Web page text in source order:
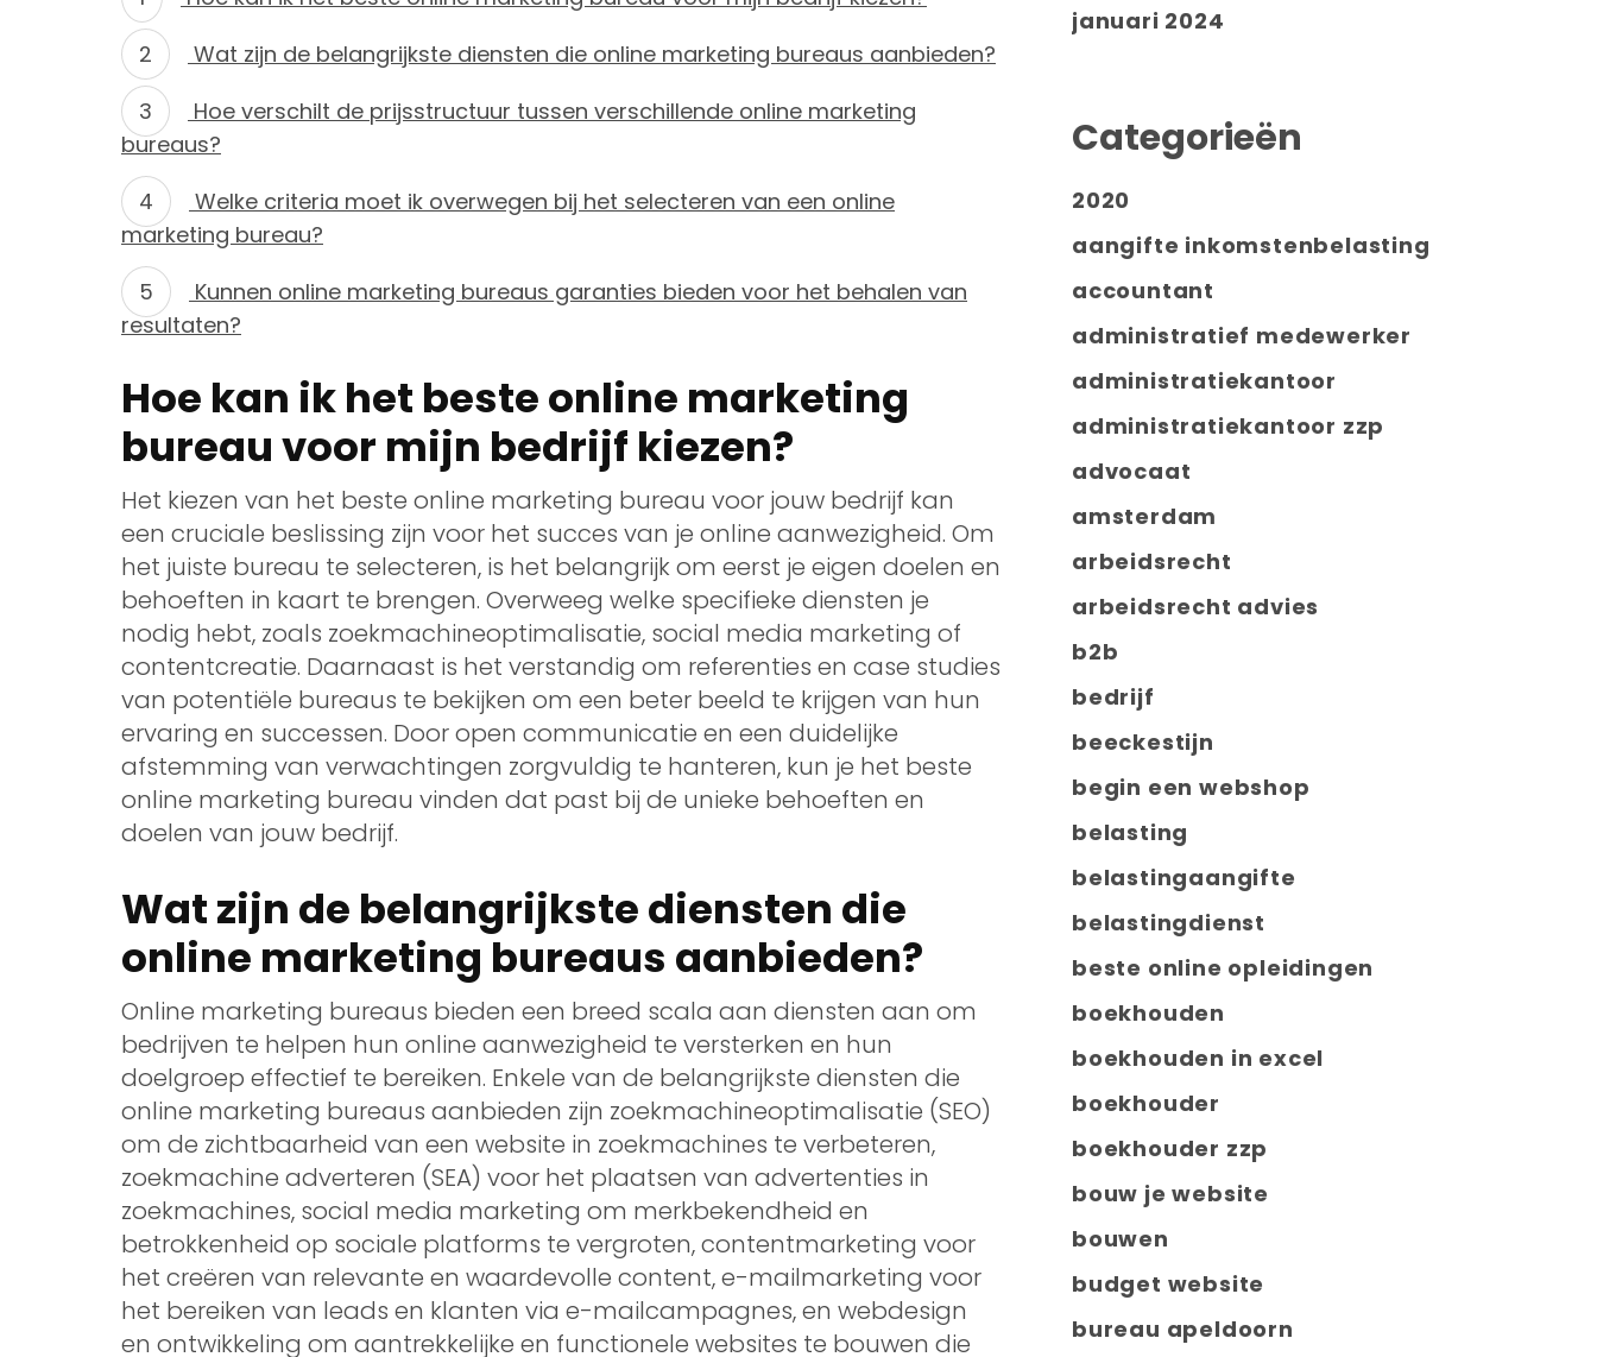
Wat zijn de belangrijkste diensten die online marketing bureaus aanbieden?
Hoe verschilt de prijsstructuur tussen verschillende online marketing
bureaus?
Welke criteria moet ik overwegen bij het selecteren van een online
marketing bureau?
Kunnen online marketing bureaus garanties bieden voor het behalen van
resultaten?
Hoe kan ik het beste online marketing
bureau voor mijn bedrijf kiezen?
Het kiezen van het beste online marketing bureau voor jouw bedrijf kan
een cruciale beslissing zijn voor het succes van je online aanwezigheid. Om
het juiste bureau te selecteren, is het belangrijk om eerst je eigen doelen en
behoeften in kaart te brengen. Overweeg welke specifieke diensten je
nodig hebt, zoals zoekmachineoptimalisatie, social media marketing of
contentcreatie. Daarnaast is het verstandig om referenties en case studies
van potentiële bureaus te bekijken om een beter beeld te krijgen van hun
ervaring en successen. Door open communicatie en een duidelijke
afstemming van verwachtingen zorgvuldig te hanteren, kun je het beste
online marketing bureau vinden dat past bij de unieke behoeften en
doelen van jouw bedrijf.
Wat zijn de belangrijkste diensten die
online marketing bureaus aanbieden?
Online marketing bureaus bieden een breed scala aan diensten aan om
bedrijven te helpen hun online aanwezigheid te versterken en hun
doelgroep effectief te bereiken. Enkele van de belangrijkste diensten die
online marketing bureaus aanbieden zijn zoekmachineoptimalisatie (SEO)
om de zichtbaarheid van een website in zoekmachines te verbeteren,
zoekmachine adverteren (SEA) voor het plaatsen van advertenties in
zoekmachines, social media marketing om merkbekendheid en
betrokkenheid op sociale platforms te vergroten, contentmarketing voor
het creëren van relevante en waardevolle content, e-mailmarketing voor
het bereiken van leads en klanten via e-mailcampagnes, en webdesign
en ontwikkeling om aantrekkelijke en functionele websites te bouwen die
januari 2024
Categorieën
2020
aangifte inkomstenbelasting
accountant
administratief medewerker
administratiekantoor
administratiekantoor zzp
advocaat
amsterdam
arbeidsrecht
arbeidsrecht advies
b2b
bedrijf
beeckestijn
begin een webshop
belasting
belastingaangifte
belastingdienst
beste online opleidingen
boekhouden
boekhouden in excel
boekhouder
boekhouder zzp
bouw je website
bouwen
budget website
bureau apeldoorn